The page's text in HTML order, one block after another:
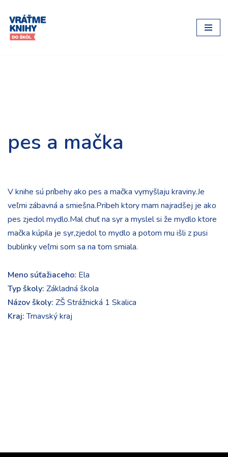
Preskočiť
na
pes a mačka
V knihe sú príbehy ako pes a mačka vymyšlaju kraviny.Je
veľmi zábavná a smiešna.Pribeh ktory mam najradšej je ako
pes zjedol mydlo.Mal chuť na syr a myslel si že mydlo ktore
mačka kúpila je syr,zjedol to mydlo a potom mu išli z pusi
bublinky veľmi som sa na tom smiala.
Meno súťažiaceho: Ela
Typ školy: Základná škola
Názov školy: ZŠ Strážnická 1 Skalica
Kraj:Trnavský kraj